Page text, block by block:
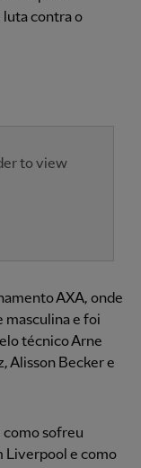
luta contra o
to view
AXA, onde
masculina e foi
técnico Arne
Alisson Becker e
como sofreu
Liverpool e como